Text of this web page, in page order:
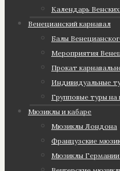
Календарь
Венецианский карнавал
Балы
Мероприятия
Прокат
Индивидуальные
Групповые туры на
Мюзиклы и кабаре
Мюзиклы Лондона
Французские
Мюзиклы Германии